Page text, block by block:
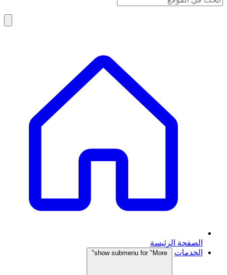
الصفحة الرئيسة
الخدمات
show submenu for "More"